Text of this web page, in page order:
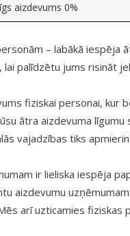
aizdevums 0%
– labākā iespēja
lai palīdzētu jums risināt
fiziskai personai, kur
ātra aizdevuma
vajadzības tiks
ir lieliska iespēja
aizdevumu
arī uzticamies fiziskas